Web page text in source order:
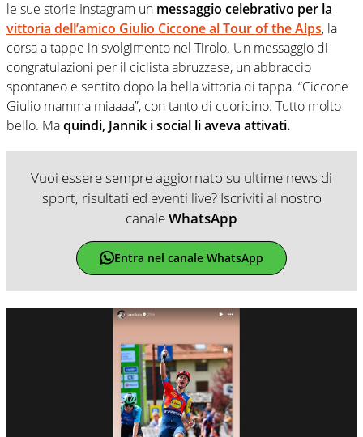
le sue storie Instagram un messaggio celebrativo per la
vittoria dell’amico Giulio Ciccone al Tour of the Alps, la
corsa a tappe in svolgimento nel Tirolo. Un messaggio di
congratulazioni per il ciclista abruzzese, un abbraccio
spontaneo e sentito dopo la bella vittoria di tappa. “Ciccone
Giulio mamma miaaaa”, con tanto di cuoricino. Tutto molto
bello. Maquindi, Jannik i social li aveva attivati.
Vuoi essere sempre aggiornato su ultime news di
sport, risultati ed eventi live? Iscriviti al nostro
canaleWhatsApp
Entra nel canale WhatsApp